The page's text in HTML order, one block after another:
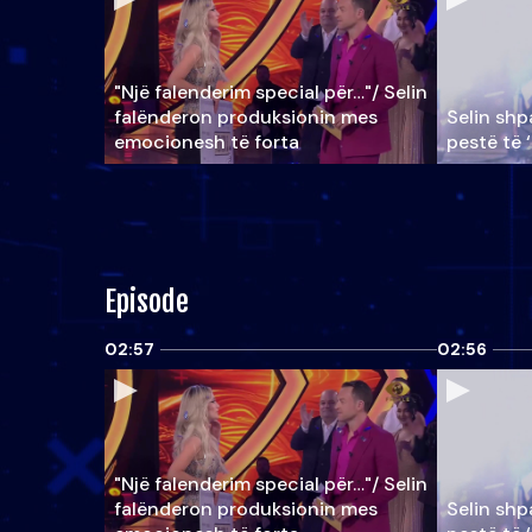
"Një falenderim special për…"/ Selin
falënderon produksionin mes
emocionesh të forta
Selin
pestë të
Episode
02:57
"Një falenderim special për…"/ Selin
falënderon produksionin mes
02:56
Selin